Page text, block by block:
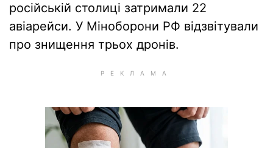
російській столиці затримали 22
авіарейси. У Міноборони РФ відзвітували
про знищення трьох дронів.